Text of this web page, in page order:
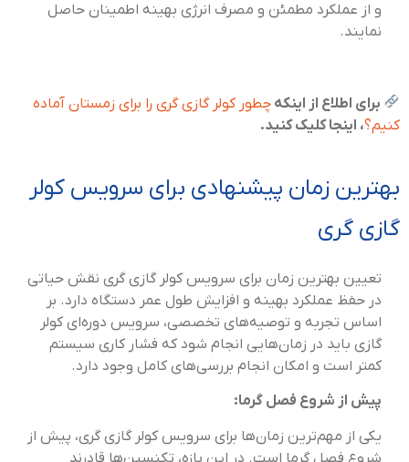
و از عملکرد مطمئن و مصرف انرژی بهینه اطمینان حاصل
نمایند.
برای اطلاع از اینکهچطور کولر گازی گری را برای زمستان آماده
کنیم؟، اینجا کلیک کنید.
بهترین زمان پیشنهادی برای سرویس کولر
گازی گری
تعیین بهترین زمان برای سرویس کولر گازی گری نقش حیاتی
در حفظ عملکرد بهینه و افزایش طول عمر دستگاه دارد. بر
اساس تجربه و توصیه‌های تخصصی، سرویس دوره‌ای کولر
گازی باید در زمان‌هایی انجام شود که فشار کاری سیستم
کمتر است و امکان انجام بررسی‌های کامل وجود دارد.
پیش از شروع فصل گرما:
یکی از مهم‌ترین زمان‌ها برای سرویس کولر گازی گری، پیش از
شروع فصل گرما است. در این بازه، تکنسین‌ها قادرند